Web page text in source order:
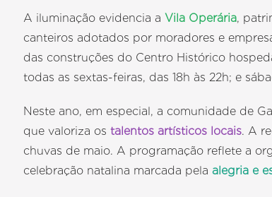
A iluminação evidencia a Vila Operária,
canteiros adotados por moradores e
das construções do Centro Histórico
todas as sextas-feiras, das 18h às 22h; e
Neste ano, em especial, a comunidade de
que valoriza os talentos artísticos locais. A
chuvas de maio. A programação reflete a
celebração natalina marcada pela alegria e